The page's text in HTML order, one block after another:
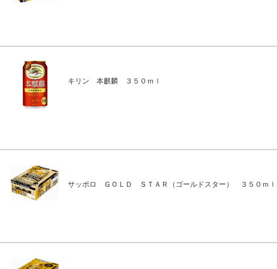
キリン 本麒麟 ３５０ｍｌ
サッポロ ＧＯＬＤ ＳＴＡＲ（ゴールドスター） ３５０ｍ